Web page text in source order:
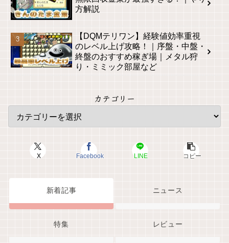
方解説
【DQMテリワン】経験値効率重視
のレベル上げ攻略！｜序盤・中盤・
終盤のおすすめ稼ぎ場｜メタル狩
り・ミミック部屋など
カテゴリー
X Facebook LINE コピー
新着記事 ニュース
特集 レビュー